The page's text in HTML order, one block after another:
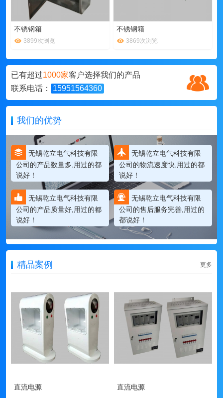
不锈钢箱
3899次浏览
不锈钢箱
3869次浏览
已有超过1000家客户选择我们的产品
联系电话：
15951564360
我们的优势
无锡乾立电气科技有限
公司的产品数量多,用过的都
说好！
无锡乾立电气科技有限
公司的物流速度快,用过的都
说好！
无锡乾立电气科技有限
公司的产品质量好,用过的都
说好！
无锡乾立电气科技有限
公司的售后服务完善,用过的
都说好！
精品案例 更多
直流电源 直流电源